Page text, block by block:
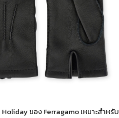
ของ Ferragamo เหมาะสำหรับ